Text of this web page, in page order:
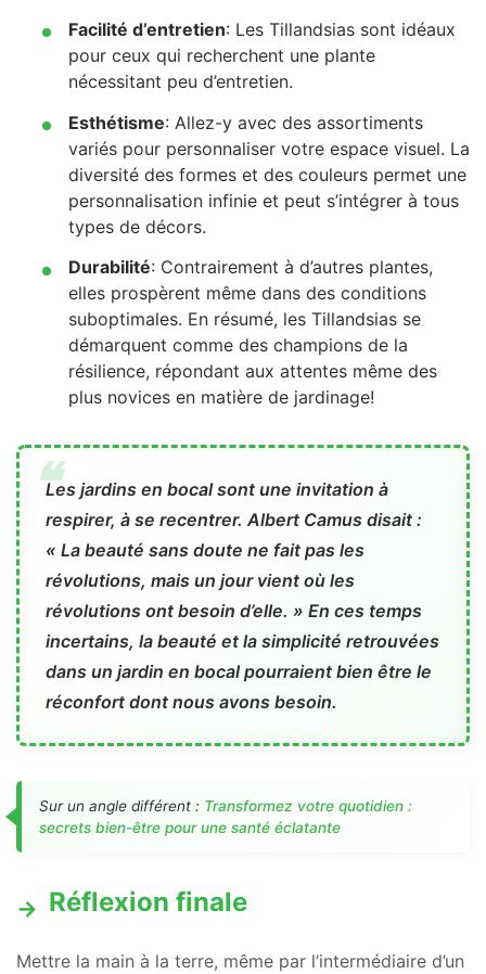
Facilité d’entretien: Les Tillandsias sont idéaux
pour ceux qui recherchent une plante
nécessitant peu d’entretien.
Esthétisme: Allez-y avec des assortiments
variés pour personnaliser votre espace visuel. La
diversité des formes et des couleurs permet une
personnalisation infinie et peut s’intégrer à tous
types de décors.
Durabilité: Contrairement à d’autres plantes,
elles prospèrent même dans des conditions
suboptimales. En résumé, les Tillandsias se
démarquent comme des champions de la
résilience, répondant aux attentes même des
plus novices en matière de jardinage!
Les jardins en bocal sont une invitation à
respirer, à se recentrer. Albert Camus disait :
« La beauté sans doute ne fait pas les
révolutions, mais un jour vient où les
révolutions ont besoin d’elle. » En ces temps
incertains, la beauté et la simplicité retrouvées
dans un jardin en bocal pourraient bien être le
réconfort dont nous avons besoin.
Sur un angle différent : Transformez votre quotidien :
secrets bien-être pour une santé éclatante
Réflexion finale
Mettre la main à la terre, même par l’intermédiaire d’un